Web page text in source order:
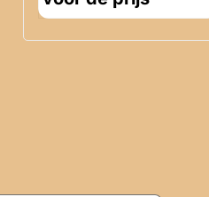
voor de nieuwsbrief